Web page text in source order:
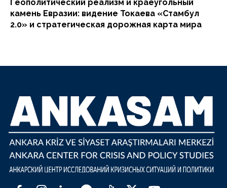
Геополитический реализм и краеугольный
камень Евразии: видение Токаева «Стамбул
2.0» и стратегическая дорожная карта мира